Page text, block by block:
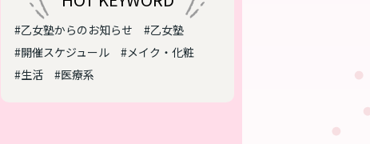
#乙女塾からのお知らせ
#乙女塾
#開催スケジュール
#メイク・化粧
#生活
#医療系